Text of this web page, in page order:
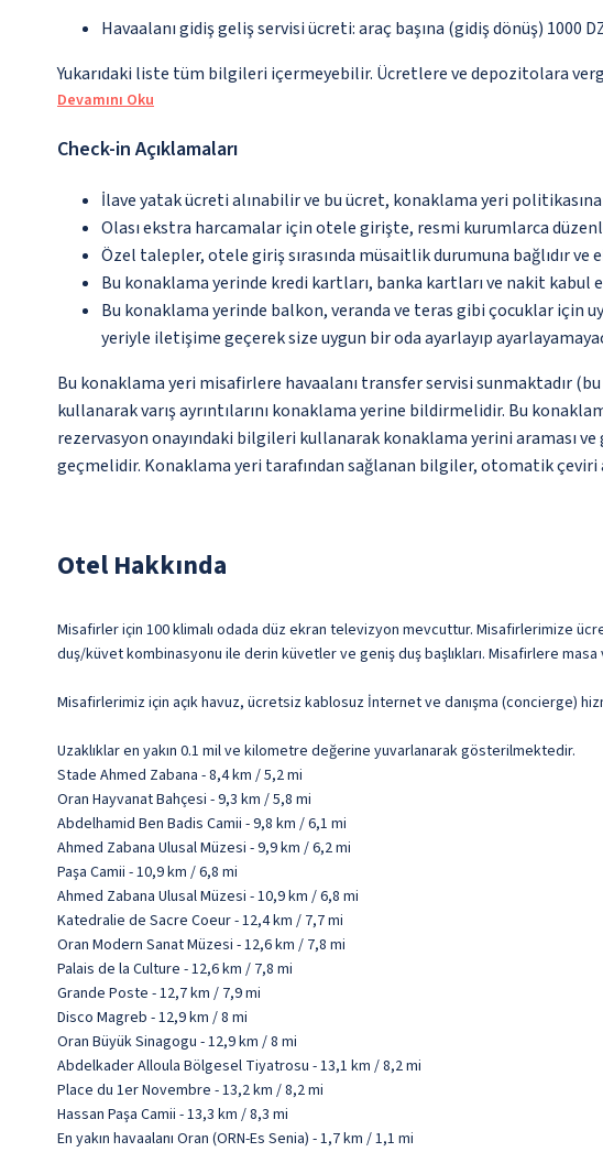
Havaalanı gidiş geliş servisi ücreti: araç başına (gidiş dönüş) 1000
Yukarıdaki liste tüm bilgileri içermeyebilir. Ücretlere ve depozitolara
Devamını Oku
Check-in Açıklamaları
İlave yatak ücreti alınabilir ve bu ücret, konaklama yeri
Olası ekstra harcamalar için otele girişte, resmi kurumlarca
Özel talepler, otele giriş sırasında müsaitlik durumuna bağlıdır
Bu konaklama yerinde kredi kartları, banka kartları ve nakit kabul
Bu konaklama yerinde balkon, veranda ve teras gibi çocuklar için
yeriyle iletişime geçerek size uygun bir oda ayarlayıp
Bu konaklama yeri misafirlere havaalanı transfer servisi sunmaktadır
kullanarak varış ayrıntılarını konaklama yerine bildirmelidir. Bu
rezervasyon onayındaki bilgileri kullanarak konaklama yerini araması
geçmelidir. Konaklama yeri tarafından sağlanan bilgiler, otomatik
Otel Hakkında
Misafirler için 100 klimalı odada düz ekran televizyon mevcuttur. Misafirlerimize
duş/küvet kombinasyonu ile derin küvetler ve geniş duş başlıkları. Misafirlere
Misafirlerimiz için açık havuz, ücretsiz kablosuz İnternet ve danışma (concierge)
Uzaklıklar en yakın 0.1 mil ve kilometre değerine yuvarlanarak gösterilmektedir.
Stade Ahmed Zabana - 8,4 km / 5,2 mi
Oran Hayvanat Bahçesi - 9,3 km / 5,8 mi
Abdelhamid Ben Badis Camii - 9,8 km / 6,1 mi
Ahmed Zabana Ulusal Müzesi - 9,9 km / 6,2 mi
Paşa Camii - 10,9 km / 6,8 mi
Ahmed Zabana Ulusal Müzesi - 10,9 km / 6,8 mi
Katedralie de Sacre Coeur - 12,4 km / 7,7 mi
Oran Modern Sanat Müzesi - 12,6 km / 7,8 mi
Palais de la Culture - 12,6 km / 7,8 mi
Grande Poste - 12,7 km / 7,9 mi
Disco Magreb - 12,9 km / 8 mi
Oran Büyük Sinagogu - 12,9 km / 8 mi
Abdelkader Alloula Bölgesel Tiyatrosu - 13,1 km / 8,2 mi
Place du 1er Novembre - 13,2 km / 8,2 mi
Hassan Paşa Camii - 13,3 km / 8,3 mi
En yakın havaalanı Oran (ORN-Es Senia) - 1,7 km / 1,1 mi